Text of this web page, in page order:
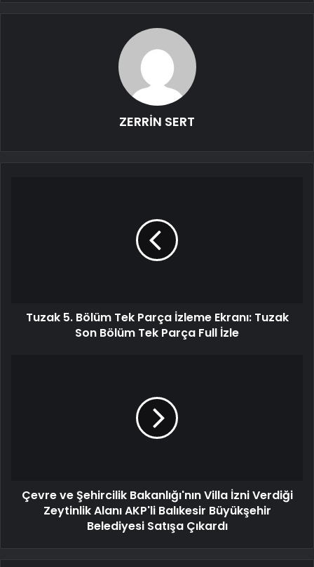
ZERRİN SERT
Tuzak 5. Bölüm Tek Parça İzleme Ekranı: Tuzak
Son Bölüm Tek Parça Full İzle
Çevre ve Şehircilik Bakanlığı'nın Villa İzni Verdiği
Zeytinlik Alanı AKP'li Balıkesir Büyükşehir
Belediyesi Satışa Çıkardı